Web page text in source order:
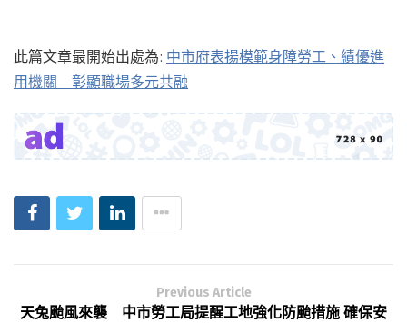
此篇文章最開始出處為: 中市府表揚模範身障勞工、績優進
用機關 彰顯職場多元共融
Previous Article
天兔颱風來襲 中市勞工局提醒工地強化防颱措施 確保安